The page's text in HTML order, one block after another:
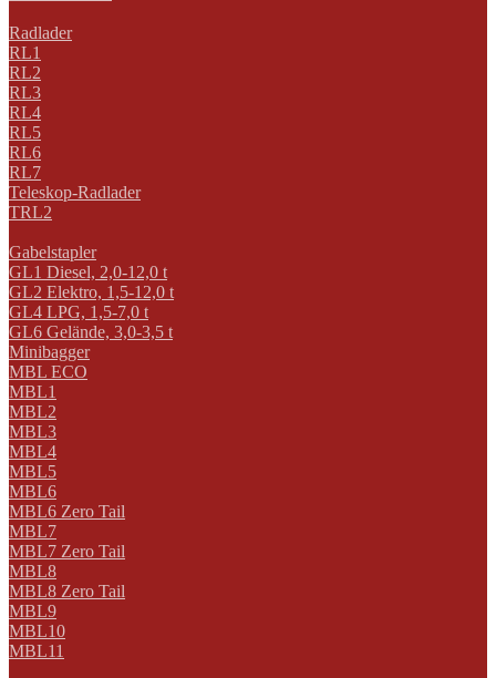
Radlader
RL1
RL2
RL3
RL4
RL5
RL6
RL7
Teleskop-Radlader
TRL2
Gabelstapler
GL1 Diesel, 2,0-12,0 t
GL2 Elektro, 1,5-12,0 t
GL4 LPG, 1,5-7,0 t
GL6 Gelände, 3,0-3,5 t
Minibagger
MBL ECO
MBL1
MBL2
MBL3
MBL4
MBL5
MBL6
MBL6 Zero Tail
MBL7
MBL7 Zero Tail
MBL8
MBL8 Zero Tail
MBL9
MBL10
MBL11